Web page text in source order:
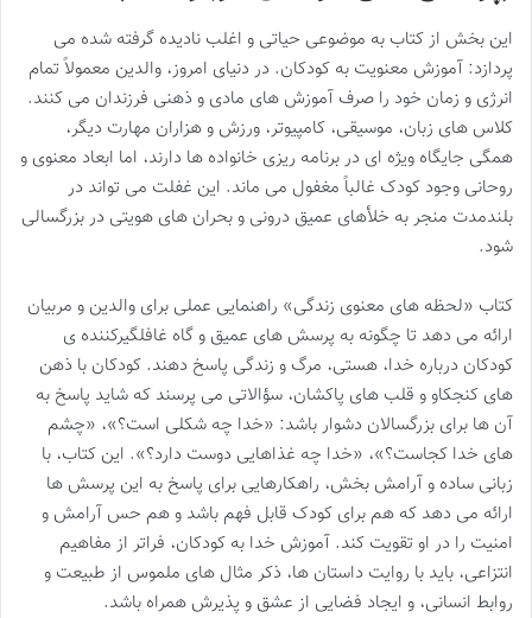
این بخش از کتاب به موضوعی حیاتی و اغلب نادیده گرفته شده می
پردازد: آموزش معنویت به کودکان. در دنیای امروز، والدین معمولاً تمام
انرژی و زمان خود را صرف آموزش های مادی و ذهنی فرزندان می کنند.
کلاس های زبان، موسیقی، کامپیوتر، ورزش و هزاران مهارت دیگر،
همگی جایگاه ویژه ای در برنامه ریزی خانواده ها دارند، اما ابعاد معنوی و
روحانی وجود کودک غالباً مغفول می ماند. این غفلت می تواند در
بلندمدت منجر به خلأهای عمیق درونی و بحران های هویتی در بزرگسالی
شود.
کتاب «لحظه های معنوی زندگی» راهنمایی عملی برای والدین و مربیان
ارائه می دهد تا چگونه به پرسش های عمیق و گاه غافلگیرکننده ی
کودکان درباره خدا، هستی، مرگ و زندگی پاسخ دهند. کودکان با ذهن
های کنجکاو و قلب های پاکشان، سؤالاتی می پرسند که شاید پاسخ به
آن ها برای بزرگسالان دشوار باشد: «خدا چه شکلی است؟»، «چشم
های خدا کجاست؟»، «خدا چه غذاهایی دوست دارد؟». این کتاب، با
زبانی ساده و آرامش بخش، راهکارهایی برای پاسخ به این پرسش ها
ارائه می دهد که هم برای کودک قابل فهم باشد و هم حس آرامش و
امنیت را در او تقویت کند. آموزش خدا به کودکان، فراتر از مفاهیم
انتزاعی، باید با روایت داستان ها، ذکر مثال های ملموس از طبیعت و
روابط انسانی، و ایجاد فضایی از عشق و پذیرش همراه باشد.